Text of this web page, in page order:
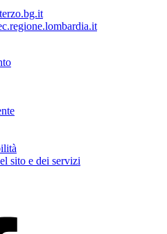
sito e dei servizi